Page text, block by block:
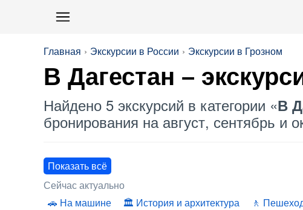
Главная Экскурсии в России Экскурсии в Грозном
В Дагестан –
Найдено 5 экскурсий в категории «В
бронирования на август, сентябрь и
Показать всё
Сейчас актуально
На машине
История и архитектура